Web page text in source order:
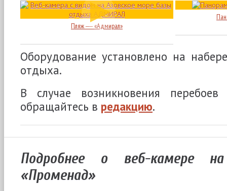
Пляж ― «Адмирал»
Оборудование установлено на
отдыха.
В случае возникновения
обращайтесь в редакцию.
Подробнее о веб-камере
«Променад»